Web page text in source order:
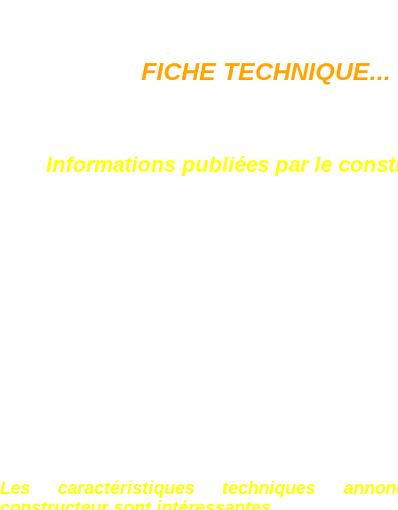
FICHE TECHNIQUE...
Informations publiées par le
Les caractéristiques techniques